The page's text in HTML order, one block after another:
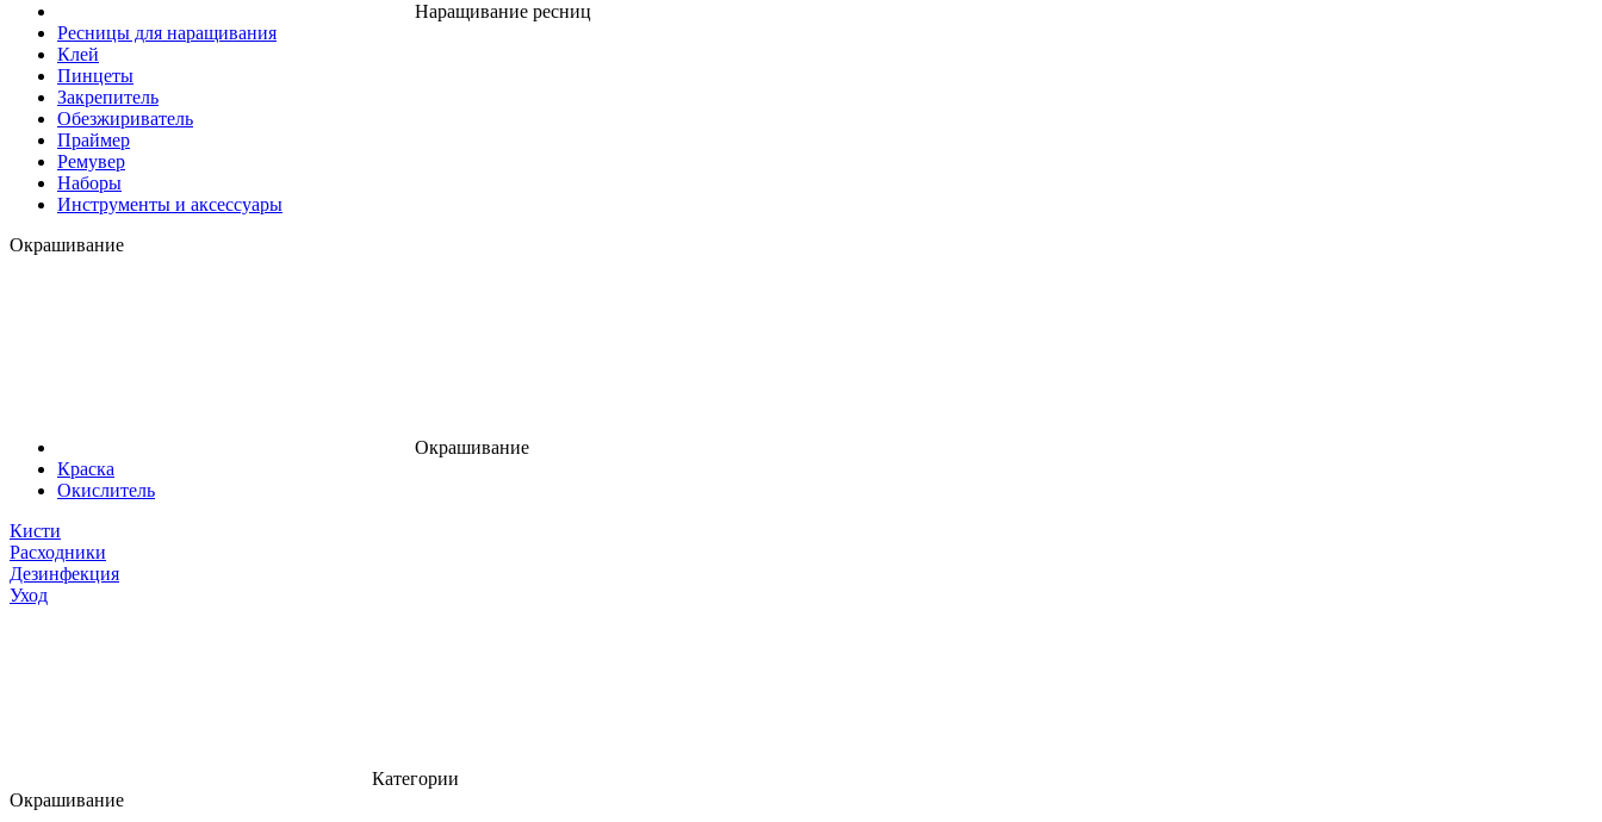
Наращивание ресниц
Ресницы для наращивания
Клей
Пинцеты
Закрепитель
Обезжириватель
Праймер
Ремувер
Наборы
Инструменты и аксессуары
Окрашивание
Окрашивание
Краска
Окислитель
Кисти
Расходники
Дезинфекция
Уход
Категории
Окрашивание